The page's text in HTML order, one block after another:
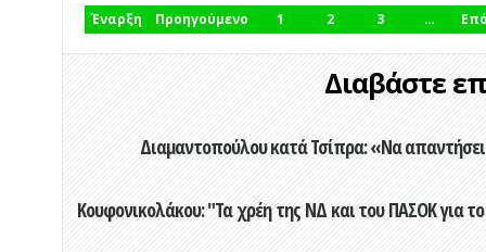
Έναρξη
Προηγούμενο 1 2 3 …
Διαβάστε
Διαμαντοπούλου κατά Τσίπρα: «Να
Κουφονικολάκου: "Τα χρέη της ΝΔ και του ΠΑΣΟΚ για